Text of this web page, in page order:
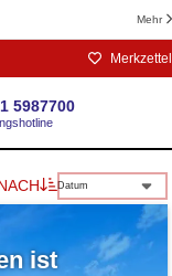
Mehr
Merkzettel
5987700
Datum
ist